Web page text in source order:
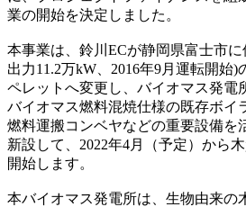
業の開始を決定しました。
本事業は、鈴川ECが静岡県富士市
出力11.2万kW、2016年9月運転開始
ペレットへ変更し、バイオマス発電
バイオマス燃料混焼仕様の既存ボイ
燃料運搬コンベヤなどの重要設備を
新設して、2022年4月（予定）から
開始します。
本バイオマス発電所は、生物由来の